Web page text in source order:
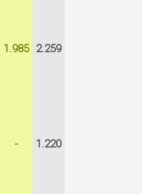
1.985 2.259
- 1.220